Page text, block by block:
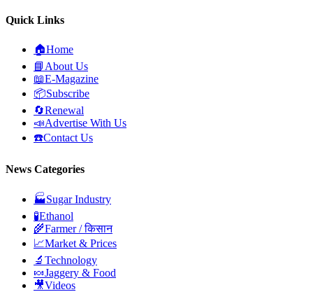
Quick Links
🏠Home
📘 About Us
📖E-Magazine
📦Subscribe
🔄Renewal
📣Advertise With Us
☎️Contact Us
News Categories
🏭Sugar Industry
🧪Ethanol
🌾Farmer / किसान
📈Market & Prices
🔬 Technology
🍬Jaggery & Food
🎥Videos